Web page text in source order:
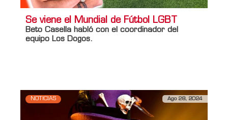
Se viene el Mundial de Fútbol LGBT
Beto Casella habló con el coordinador del
equipo Los Dogos.
NOTICIAS Ago 28, 2024